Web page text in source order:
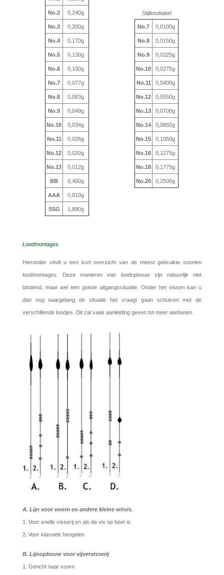
No.2 0,240g
No.3 0,200g
No.4 0,170g
No.5 0,130g
No.6 0,100g
No.7 0,077g
No.8 0,063g
No.9 0,049g
No.10 0,034g
No.11 0,026g
No.12 0,020g
No.13 0,012g
BB 0,400g
AAA 0,810g
SSG 1,890g
Stijlloodtabel
No.7 0,0100g
No.8 0,0150g
No.9 0,0225g
No.10 0,0275g
No.11 0,0400g
No.12 0,0550g
No.13 0,0700g
No.14 0,0850g
No.15 0,1050g
No.16 0,1275g
No.18 0,1775g
No.20 0,2500g
Loodmontages
Hieronder vindt u een kort overzicht van de meest gebruikte soorten
loodmontages. Deze manieren van loodopbouw zijn natuurlijk niet
bindend, maar wel een goede uitgangssituatie. Onder het vissen kan u
dan nog naargelang de situatie het vraagt gaan schuiven met de
verschillende loodjes. Dit zal vaak aanleiding geven tot meer aanbeten.
A. Lijn voor voorn en andere kleine witvis.
1. Voor snelle visserij en als de vis op beet is
2. Voor klassiek hengelen
B. Lijnopbouw voor vijvervisserij
1. Gericht naar voorn